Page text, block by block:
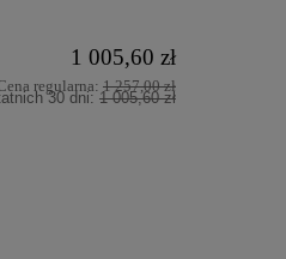
1 005,60 zł
regularna: 1 257,00 zł
30 dni: 1 005,60 zł